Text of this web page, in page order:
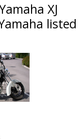
XJ
listed